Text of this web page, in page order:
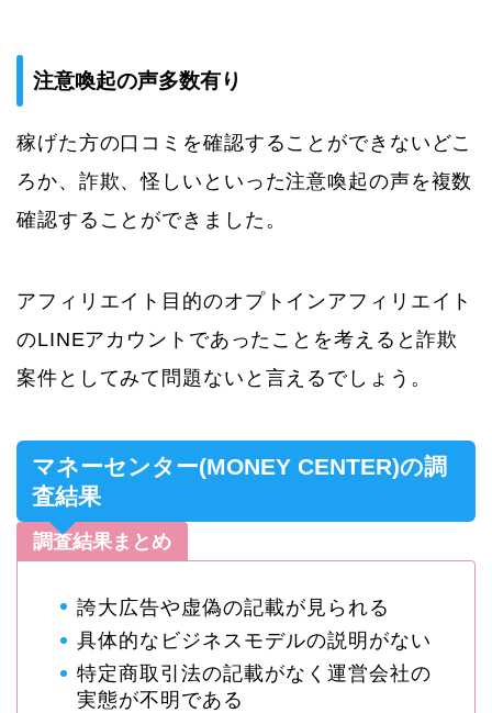
注意喚起の声多数有り
稼げた方の口コミを確認することができないどこ
ろか、詐欺、怪しいといった注意喚起の声を複数
確認することができました。
アフィリエイト目的のオプトインアフィリエイト
のLINEアカウントであったことを考えると詐欺
案件としてみて問題ないと言えるでしょう。
マネーセンター(MONEY CENTER)の調
査結果
調査結果まとめ
誇大広告や虚偽の記載が見られる
具体的なビジネスモデルの説明がない
特定商取引法の記載がなく運営会社の
実態が不明である